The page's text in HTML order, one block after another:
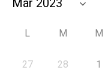
L M M
27 28 1